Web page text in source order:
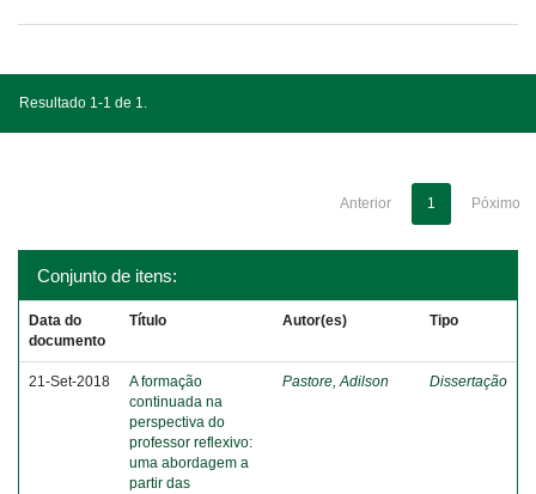
Resultado 1-1 de 1.
Anterior 1 Póximo
Conjunto de itens:
Data do
documento
Título Autor(es) Tipo
21-Set-2018
A formação
continuada na
perspectiva do
professor reflexivo:
uma abordagem a
partir das
Pastore, Adilson Dissertação